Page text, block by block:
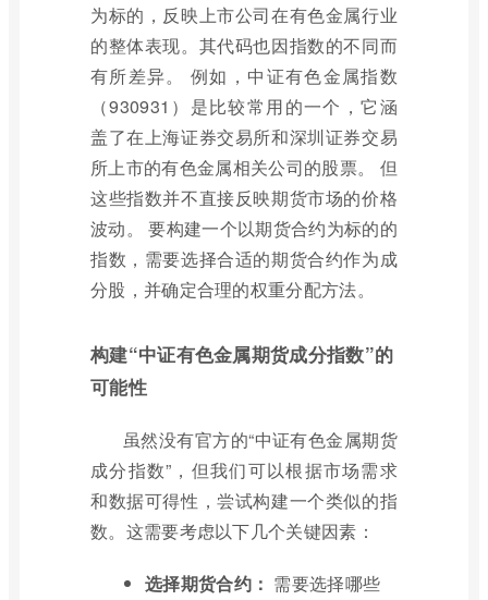
为标的，反映上市公司在有色金属行业
的整体表现。其代码也因指数的不同而
有所差异。 例如，中证有色金属指数
（930931）是比较常用的一个，它涵
盖了在上海证券交易所和深圳证券交易
所上市的有色金属相关公司的股票。 但
这些指数并不直接反映期货市场的价格
波动。 要构建一个以期货合约为标的的
指数，需要选择合适的期货合约作为成
分股，并确定合理的权重分配方法。
构建“中证有色金属期货成分指数”的
可能性
虽然没有官方的“中证有色金属期货
成分指数”，但我们可以根据市场需求
和数据可得性，尝试构建一个类似的指
数。这需要考虑以下几个关键因素：
选择期货合约： 需要选择哪些